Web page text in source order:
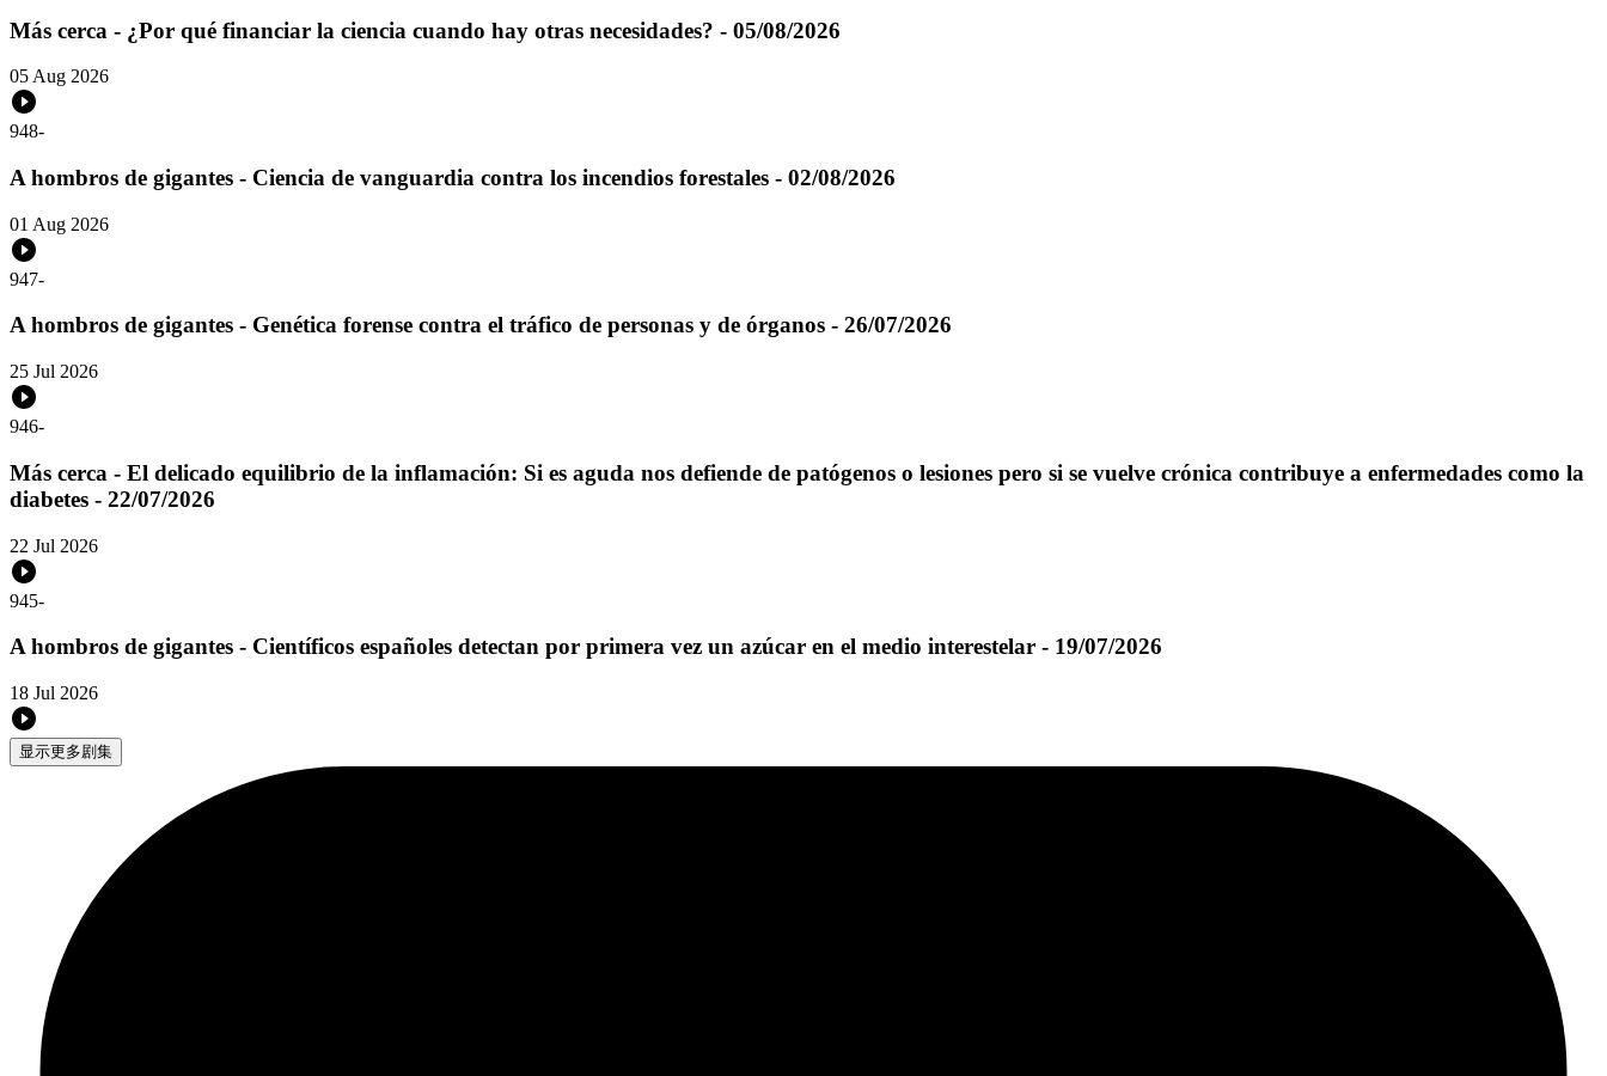
Más cerca - ¿Por qué financiar la ciencia cuando hay otras necesidades? - 05/08/2026
05 Aug 2026
948-
A hombros de gigantes - Ciencia de vanguardia contra los incendios forestales - 02/08/2026
01 Aug 2026
947-
A hombros de gigantes - Genética forense contra el tráfico de personas y de órganos - 26/07/2026
25 Jul 2026
946-
Más cerca - El delicado equilibrio de la inflamación: Si es aguda nos defiende de patógenos o lesiones pero si se vuelve crónica contribuye a enfermedades como la
diabetes - 22/07/2026
22 Jul 2026
945-
A hombros de gigantes - Científicos españoles detectan por primera vez un azúcar en el medio interestelar - 19/07/2026
18 Jul 2026
显示更多剧集